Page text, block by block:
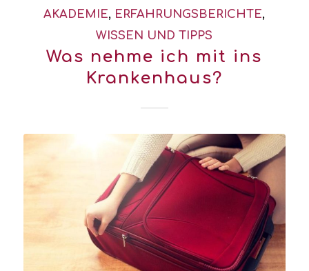
AKADEMIE, ERFAHRUNGSBERICHTE,
WISSEN UND TIPPS
Was nehme ich mit ins
Krankenhaus?